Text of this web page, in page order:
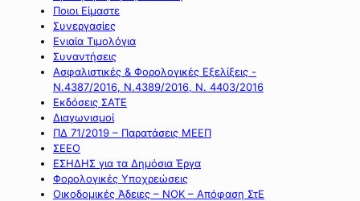
Ποιοι Είμαστε
Συνεργασίες
Ενιαία Τιμολόγια
Συναντήσεις
Ασφαλιστικές & Φορολογικές Εξελίξεις -
Ν.4387/2016, Ν.4389/2016, Ν. 4403/2016
Εκδόσεις ΣΑΤΕ
Διαγωνισμοί
ΠΔ 71/2019 – Παρατάσεις ΜΕΕΠ
ΣΕΕΟ
ΕΣΗΔΗΣ για τα Δημόσια Έργα
Φορολογικές Υποχρεώσεις
Οικοδομικές Άδειες – ΝΟΚ – Απόφαση ΣτΕ